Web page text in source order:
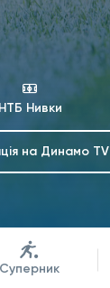
НТБ Нивки
на Динамо TV
Суперник